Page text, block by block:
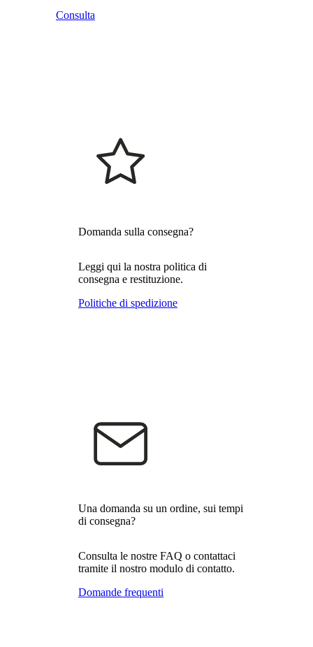
Consulta
Domanda sulla consegna?
Leggi qui la nostra politica di
consegna e restituzione.
Politiche di spedizione
Una domanda su un ordine, sui tempi
di consegna?
Consulta le nostre FAQ o contattaci
tramite il nostro modulo di contatto.
Domande frequenti